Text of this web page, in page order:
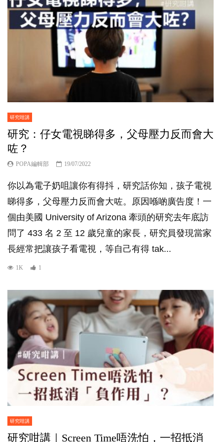
研究咁講
研究：仔女電視睇得多，父母壓力反而會大
咗？
POPA編輯部 19/07/2022
你以為電子奶咀讓你有得抖，研究話你知，孩子電視
睇得多，父母壓力反而會大咗。原因喺啲廣告度！一
個由美國 University of Arizona 牽頭的研究去年底訪
問了 433 名 2 至 12 歲兒童的家長，研究員發現當家
長經常把讓孩子看電視，等自己有得 tak...
1K 1
研究咁講
研究咁講｜Screen Time唔洗怕，一招抵消